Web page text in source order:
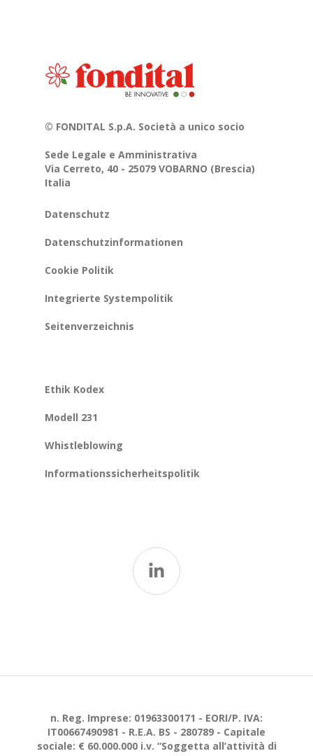
© FONDITAL S.p.A. Società a unico socio
Sede Legale e Amministrativa
Via Cerreto, 40 - 25079 VOBARNO (Brescia)
Italia
Datenschutz
Datenschutzinformationen
Cookie Politik
Integrierte Systempolitik
Seitenverzeichnis
Ethik Kodex
Modell 231
Whistleblowing
Informationssicherheitspolitik
n. Reg. Imprese: 01963300171 - EORI/P. IVA:
IT00667490981 - R.E.A. BS - 280789 - Capitale
sociale: € 60.000.000 i.v. “Soggetta all’attività di